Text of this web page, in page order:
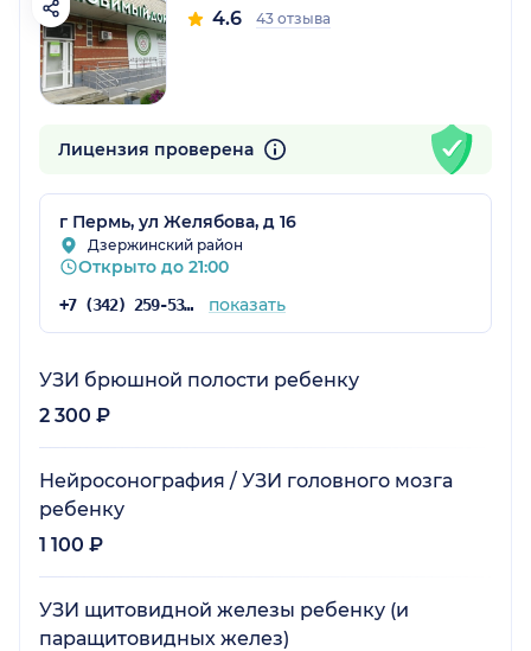
4.6 43 отзыва
Лицензия проверена
г Пермь, ул Желябова, д 16
Дзержинский район
Открыто до 21:00
+7 (342) 259-53-03 показать
УЗИ брюшной полости ребенку
2 300 ₽
Нейросонография / УЗИ головного мозга
ребенку
1 100 ₽
УЗИ щитовидной железы ребенку (и
паращитовидных желез)